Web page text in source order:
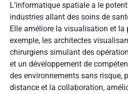
L’informatique spatiale a le
industries allant des soins de
Elle améliore la visualisation et la
exemple, les architectes
chirurgiens simulant des
et un développement de
des environnements sans risque,
distance et la collaboration,